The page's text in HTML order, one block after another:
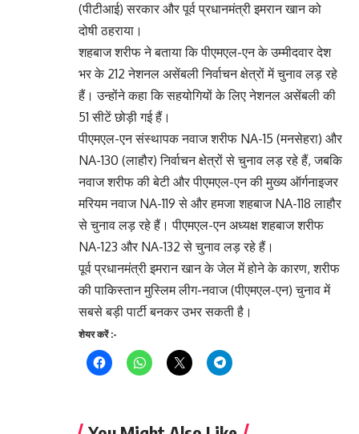
(पीटीआई) सरकार और पूर्व प्रधानमंत्री इमरान खान को
दोषी ठहराया।
शहबाज शरीफ ने बताया कि पीएमएल-एन के उम्मीदवार देश
भर के 212 नेशनल असेंबली निर्वाचन क्षेत्रों में चुनाव लड़ रहे
हैं। उन्होंने कहा कि सहयोगियों के लिए नेशनल असेंबली की
51 सीटें छोड़ी गई हैं।
पीएमएल-एन संस्थापक नवाज शरीफ NA-15 (मनसेहरा) और
NA-130 (लाहौर) निर्वाचन क्षेत्रों से चुनाव लड़ रहे हैं, जबकि
नवाज शरीफ की बेटी और पीएमएल-एन की मुख्य ऑर्गनाइजर
मरियम नवाज NA-119 से और हमजा शहबाज NA-118 लाहौर
से चुनाव लड़ रहे हैं। पीएमएल-एन अध्यक्ष शहबाज शरीफ
NA-123 और NA-132 से चुनाव लड़ रहे हैं।
पूर्व प्रधानमंत्री इमरान खान के जेल में होने के कारण, शरीफ
की पाकिस्तान मुस्लिम लीग-नवाज (पीएमएल-एन) चुनाव में
सबसे बड़ी पार्टी बनकर उभर सकती है।
शेयर करें :-